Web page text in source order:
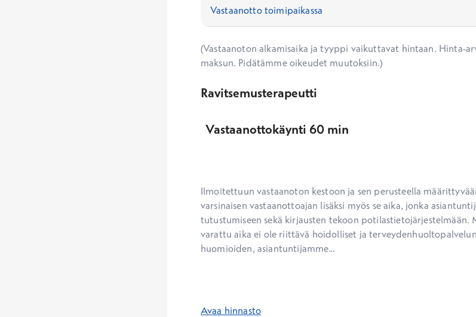
(Vastaanoton alkamisaika ja tyyppi vaikuttavat hintaan. Hinta-
maksun. Pidätämme oikeudet muutoksiin.)
Ravitsemusterapeutti
Vastaanottokäynti 60 min
Ilmoitettuun vastaanoton kestoon ja sen perusteella
varsinaisen vastaanottoajan lisäksi myös se aika, jonka
tutustumiseen sekä kirjausten tekoon potilastietojärjestelmään.
varattu aika ei ole riittävä hoidolliset ja
huomioiden, asiantuntijamme...
Avaa hinnasto